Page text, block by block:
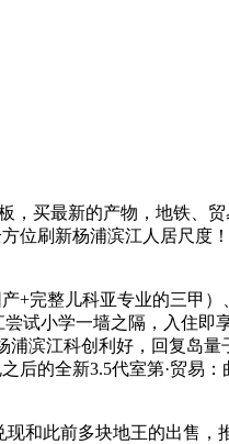
买最新的产物，地铁、
位刷新杨浦滨江人居尺度
完整儿科亚专业的三甲）
试小学一墙之隔，入住即
浦滨江科创利好，回复岛
后的全新3.5代室第·贸易
此前多块地王的出售，